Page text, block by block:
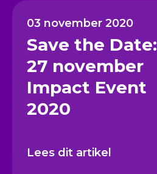
03 november 2020
Save the Date:
27 november
Impact Event
2020
Lees dit artikel